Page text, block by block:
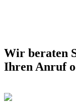
Wir beraten
Ihren Anruf